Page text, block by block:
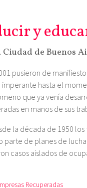
y
Ciudad de Buenos
pusieron de
hasta el
que ya venía
en manos de sus
la década de 1950
de planes de
casos aislados de
Recuperadas